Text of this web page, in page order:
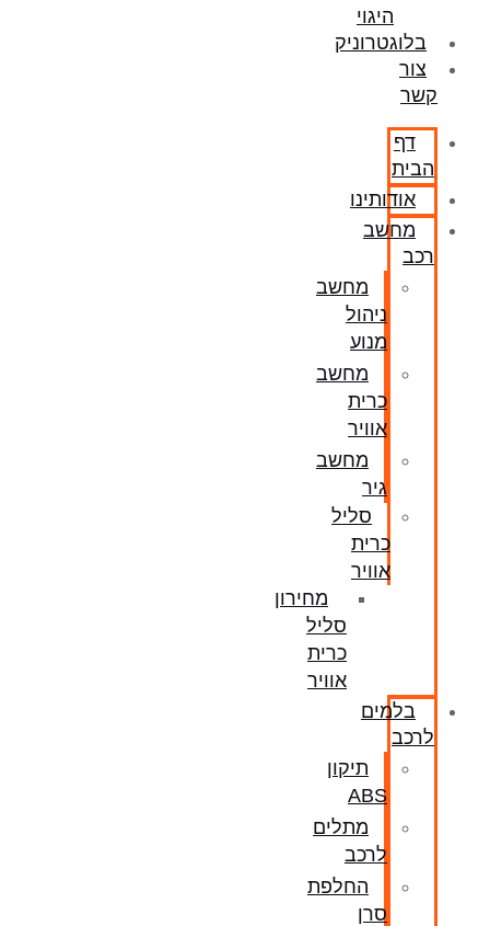
היגוי
בלוגטרוניק
צור
קשר
דף
הבית
אודותינו
מחשב
רכב
מחשב
ניהול
מנוע
מחשב
כרית
אוויר
מחשב
גיר
סליל
כרית
אוויר
מחירון
סליל
כרית
אוויר
בלמים
לרכב
תיקון
ABS
מתלים
לרכב
החלפת
סרן